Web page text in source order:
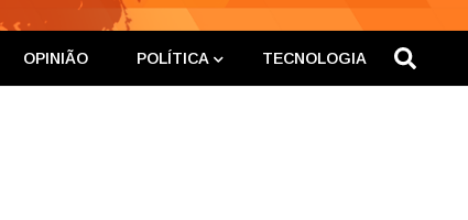
OPINIÃO POLÍTICA TECNOLOGIA